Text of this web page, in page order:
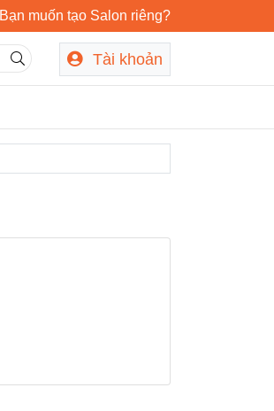
Bạn muốn tạo Salon riêng?
Tài khoản